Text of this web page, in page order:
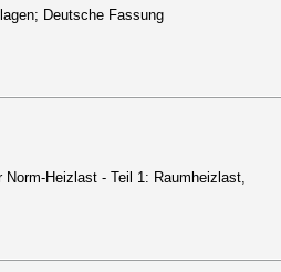
Deutsche Fassung
Heizlast - Teil 1: Raumheizlast,